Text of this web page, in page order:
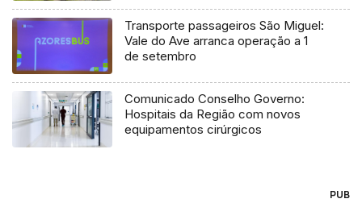
Transporte passageiros São Miguel:
Vale do Ave arranca operação a 1
de setembro
Comunicado Conselho Governo:
Hospitais da Região com novos
equipamentos cirúrgicos
PUB